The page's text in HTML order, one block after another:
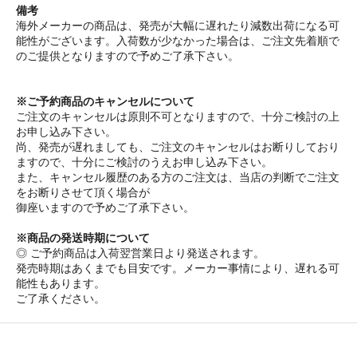
備考
海外メーカーの商品は、発売が大幅に遅れたり減数出荷になる可
能性がございます。入荷数が少なかった場合は、ご注文先着順で
のご提供となりますので予めご了承下さい。
※ご予約商品のキャンセルについて
ご注文のキャンセルは原則不可となりますので、十分ご検討の上
お申し込み下さい。
尚、発売が遅れましても、ご注文のキャンセルはお断りしており
ますので、十分にご検討のうえお申し込み下さい。
また、キャンセル履歴のある方のご注文は、当店の判断でご注文
をお断りさせて頂く場合が
御座いますので予めご了承下さい。
※商品の発送時期について
◎ ご予約商品は入荷翌営業日より発送されます。
発売時期はあくまでも目安です。メーカー事情により、遅れる可
能性もあります。
ご了承ください。